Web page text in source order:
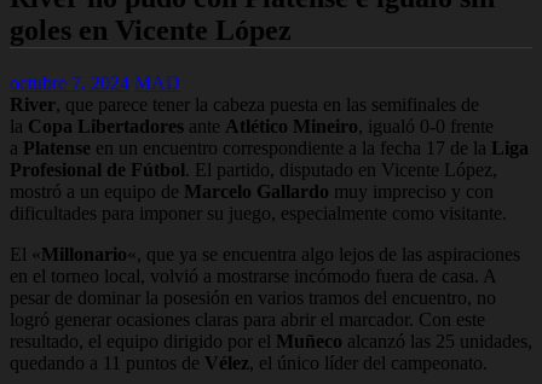
goles en Vicente López
octubre 7, 2024 MAD
River, que parece tener la cabeza puesta en las semifinales de
la Copa Libertadores ante Atlético Mineiro, igualó 0-0 frente
a Platense en un encuentro correspondiente a la fecha 17 de la Liga
Profesional de Fútbol. El partido, disputado en Vicente López,
mostró a un equipo de Marcelo Gallardo muy impreciso y con
dificultades para imponer su juego, especialmente como visitante.
El «Millonario«, que ya se encuentra algo lejos de las aspiraciones
en el torneo local, volvió a mostrarse incómodo fuera de casa. A
pesar de dominar la posesión en varios tramos del encuentro, no
logró generar ocasiones claras para abrir el marcador. Con este
resultado, el equipo dirigido por el Muñeco alcanzó las 25 unidades,
quedando a 11 puntos de Vélez, el único líder del campeonato.